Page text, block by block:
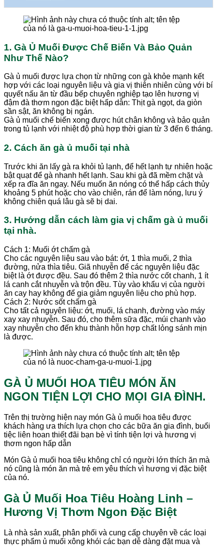
1. Gà Ủ Muối Được Chế Biến Và Bảo Quản
Như Thế Nào?
Gà ủ muối được lựa chọn từ những con gà khỏe mạnh kết
hợp với các loại nguyên liệu và gia vị thiên nhiên cùng với bí
quyết nấu ăn từ đầu bếp chuyên nghiệp tạo lên hương vị
đậm đà thơm ngon đặc biệt hấp dẫn: Thịt gà ngọt, da giòn
sần sật, ăn không bị ngán.
Gà ủ muối chế biến xong được hút chân không và bảo quản
trong tủ lạnh với nhiệt độ phù hợp thời gian từ 3 đến 6 tháng.
2. Cách ăn gà ủ muối tại nhà
Trước khi ăn lấy gà ra khỏi tủ lạnh, để hết lạnh tự nhiên hoặc
bật quạt để gà nhanh hết lạnh. Sau khi gà đã mềm chặt và
xếp ra đĩa ăn ngay. Nếu muốn ăn nóng có thể hấp cách thủy
khoảng 5 phút hoặc cho vào chiên, rán để làm nóng, lưu ý
không chiên quá lâu gà sẽ bị dai.
3. Hướng dẫn cách làm gia vị chấm gà ủ muối
tại nhà.
Cách 1: Muối ớt chấm gà
Cho các nguyên liệu sau vào bát: ớt, 1 thìa muối, 2 thìa
đường, nửa thìa tiêu. Giã nhuyễn để các nguyên liệu đặc
biệt là ớt được đều. Sau đó thêm 2 thìa nước cốt chanh, 1 ít
lá canh cắt nhuyễn và trộn đều. Tùy vào khẩu vị của người
ăn cay hay không để gia giảm nguyên liệu cho phù hợp.
Cách 2: Nước sốt chấm gà
Cho tất cả nguyên liệu: ớt, muối, lá chanh, đường vào máy
xay xay nhuyễn. Sau đó, cho thêm sữa đặc, múi chanh vào
xay nhuyễn cho đến khu thành hỗn hợp chất lỏng sánh mịn
là được.
GÀ Ủ MUỐI HOA TIÊU MÓN ĂN
NGON TIỆN LỢI CHO MỌI GIA ĐÌNH.
Trên thị trường hiện nay món Gà ủ muối hoa tiêu được
khách hàng ưa thích lựa chọn cho các bữa ăn gia đình, buổi
tiệc liên hoan thiết đãi bạn bè vì tính tiện lợi và hương vị
thơm ngon hấp dẫn
Món Gà ủ muối hoa tiêu không chỉ có người lớn thích ăn mà
nó cũng là món ăn mà trẻ em yêu thích vì hương vị đặc biệt
của nó.
Gà Ủ Muối Hoa Tiêu Hoàng Linh –
Hương Vị Thơm Ngon Đặc Biệt
Là nhà sản xuất, phân phối và cung cấp chuyên về các loại
thực phẩm ủ muối xông khói các bạn dễ dàng đặt mua và